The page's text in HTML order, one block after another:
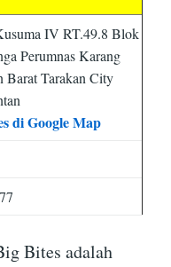
IV RT.49.8 Blok
Perumnas Karang
Barat Tarakan City
di Google Map
Bites adalah